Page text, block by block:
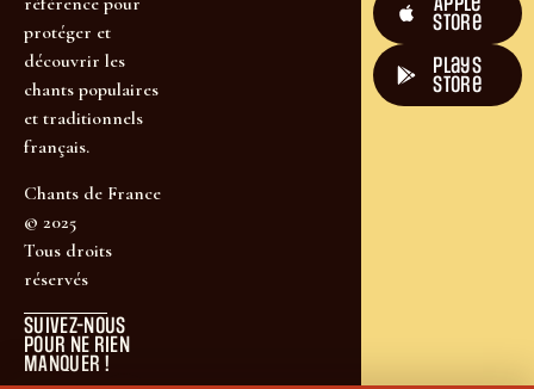
protéger et
découvrir les
chants populaires
et traditionnels
français.
Chants de France
© 2025
Tous droits
réservés
SUIVEZ-NOUS
POUR NE RIEN
MANQUER !
Store
plays
store